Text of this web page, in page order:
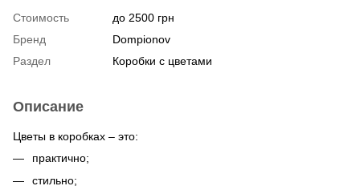
Стоимость
до 2500 грн
Бренд
Dompionov
Раздел
Коробки с цветами
Описание
Цветы в коробках – это:
практично;
стильно;